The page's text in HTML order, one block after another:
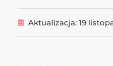
Aktualizacja: 19